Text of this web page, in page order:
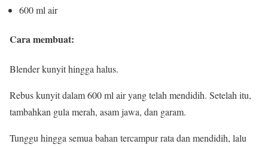
600 ml air
Cara membuat:
Blender kunyit hingga halus.
Rebus kunyit dalam 600 ml air yang telah mendidih. Setelah itu,
tambahkan gula merah, asam jawa, dan garam.
Tunggu hingga semua bahan tercampur rata dan mendidih, lalu